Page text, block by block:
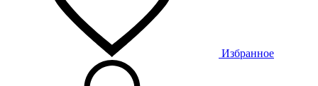
Избранное